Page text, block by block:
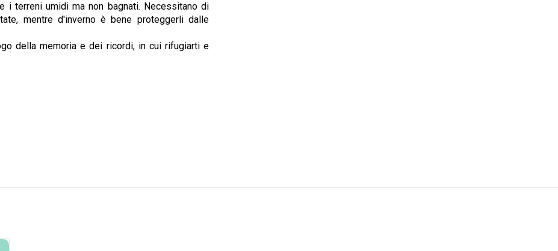
i terreni umidi ma non bagnati. Necessitano di
mentre d'inverno è bene proteggerli dalle
della memoria e dei ricordi, in cui rifugiarti e